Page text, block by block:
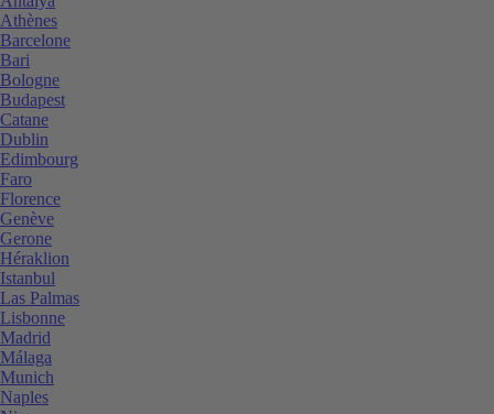
Athènes
Barcelone
Bari
Bologne
Budapest
Catane
Dublin
Edimbourg
Faro
Florence
Genève
Gerone
Héraklion
Istanbul
Las Palmas
Lisbonne
Madrid
Málaga
Munich
Naples